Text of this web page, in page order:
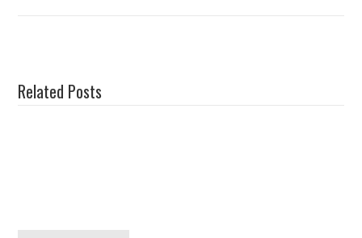
Related Posts